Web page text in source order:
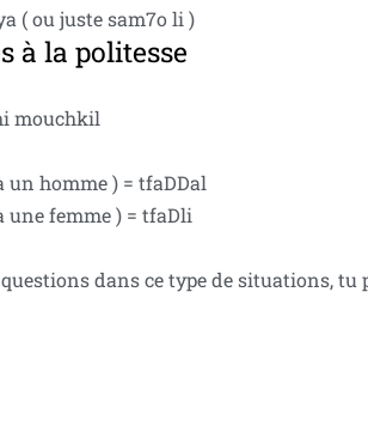
( ou juste sam7o li )
à la politesse
mouchkil
un homme ) = tfaDDal
une femme ) = tfaDli
dans ce type de situations,